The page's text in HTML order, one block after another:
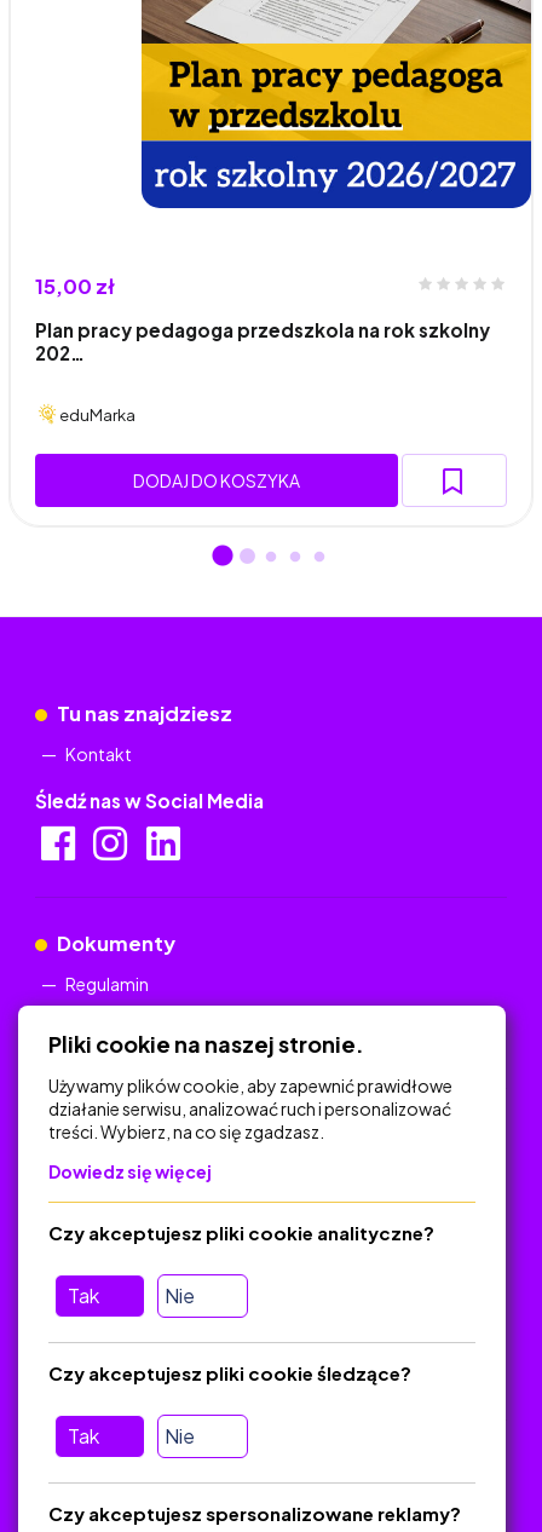
15,00 zł
Plan pracy pedagoga przedszkola na rok szkolny
202…
eduMarka
DODAJ DO KOSZYKA
Tu nas znajdziesz
Kontakt
Śledź nas w Social Media
Dokumenty
Regulamin
Na skróty
Polityka Prywatności
Regulamin
O platformie
Baza materiałów dydaktycznych
Jak zostać autorem
FAQ
Pliki cookie na naszej stronie.
Używamy plików cookie, aby zapewnić prawidłowe
działanie serwisu, analizować ruch i personalizować
treści. Wybierz, na co się zgadzasz.
Dowiedz się więcej
Tak Nie
Czy akceptujesz pliki cookie analityczne?
Tak Nie
Czy akceptujesz pliki cookie śledzące?
Czy akceptujesz spersonalizowane reklamy?